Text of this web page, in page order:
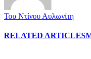
Του Ντίνου Αυλωνίτη
RELATED ARTICLES